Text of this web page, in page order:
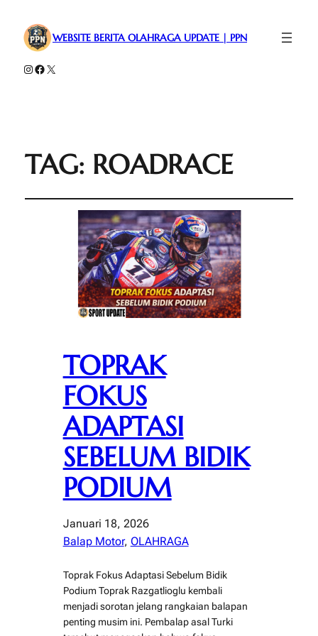
WEBSITE BERITA OLAHRAGA UPDATE | PPN
Instagram
Facebook
X
TAG: ROADRACE
TOPRAK
FOKUS
ADAPTASI
SEBELUM BIDIK
PODIUM
Januari 18, 2026
Balap Motor, OLAHRAGA
Toprak Fokus Adaptasi Sebelum Bidik
Podium Toprak Razgatlioglu kembali
menjadi sorotan jelang rangkaian balapan
penting musim ini. Pembalap asal Turki